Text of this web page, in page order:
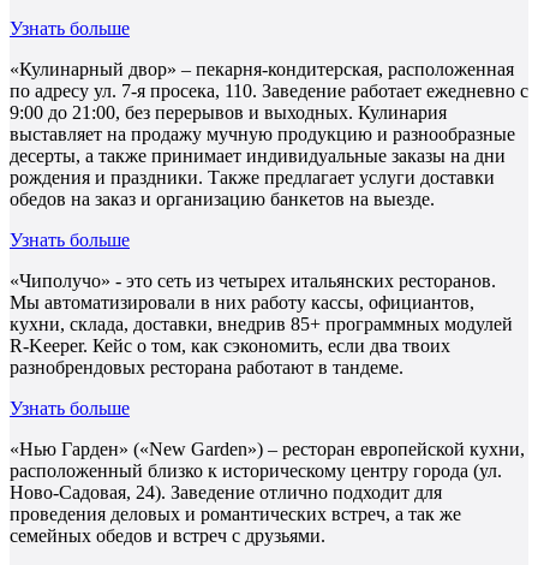
Узнать больше
«Кулинарный двор» – пекарня-кондитерская, расположенная
по адресу ул. 7-я просека, 110. Заведение работает ежедневно с
9:00 до 21:00, без перерывов и выходных. Кулинария
выставляет на продажу мучную продукцию и разнообразные
десерты, а также принимает индивидуальные заказы на дни
рождения и праздники. Также предлагает услуги доставки
обедов на заказ и организацию банкетов на выезде.
Узнать больше
«Чиполучо» - это сеть из четырех итальянских ресторанов.
Мы автоматизировали в них работу кассы, официантов,
кухни, склада, доставки, внедрив 85+ программных модулей
R-Keeper. Кейс о том, как сэкономить, если два твоих
разнобрендовых ресторана работают в тандеме.
Узнать больше
«Нью Гарден» («New Garden») – ресторан европейской кухни,
расположенный близко к историческому центру города (ул.
Ново-Садовая, 24). Заведение отлично подходит для
проведения деловых и романтических встреч, а так же
семейных обедов и встреч с друзьями.